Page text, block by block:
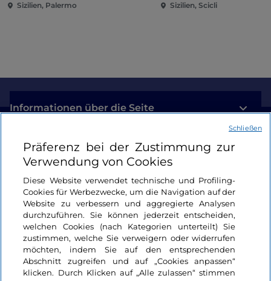
Sizilien, Palermo Sizilien, Scicli
Informationen über die Seite
Nützliche Links
Login
Bleiben wir in Kontakt
Präferenz bei der Zustimmung zur
Verwendung von Cookies
Diese Website verwendet technische und Profiling-
Cookies für Werbezwecke, um die Navigation auf der
Website zu verbessern und aggregierte Analysen
durchzuführen. Sie können jederzeit entscheiden,
welchen Cookies (nach Kategorien unterteilt) Sie
zustimmen, welche Sie verweigern oder widerrufen
möchten, indem Sie auf den entsprechenden
Abschnitt zugreifen und auf „Cookies anpassen“
klicken. Durch Klicken auf „Alle zulassen“ stimmen
Schließen